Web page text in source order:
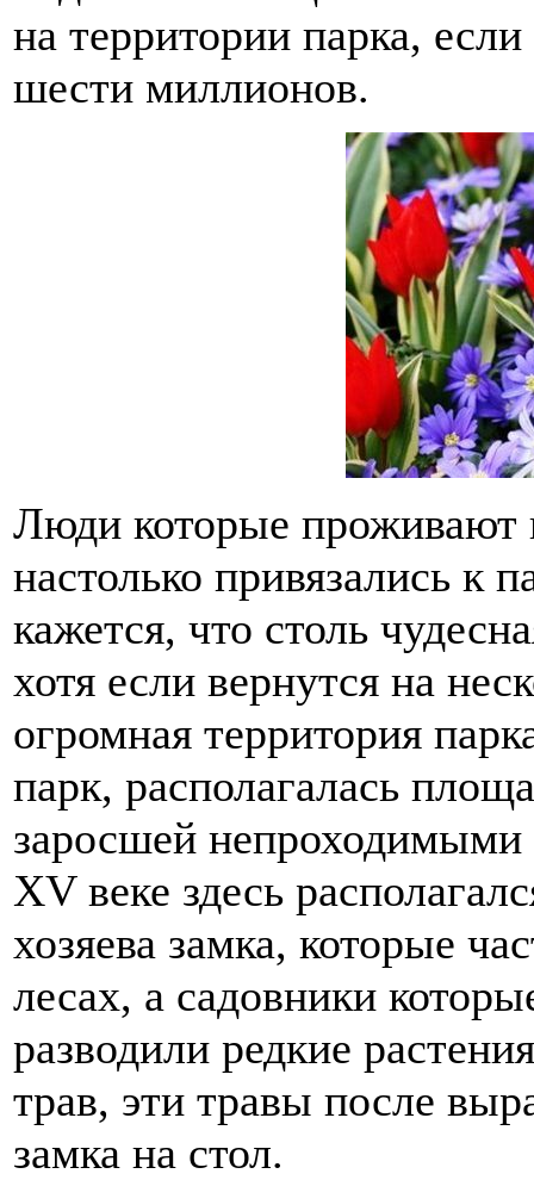
на территории парка,
шести миллионов.
Люди которые проживают
настолько привязались к
кажется, что столь
хотя если вернутся на
огромная территория
парк, располагалась
заросшей
XV веке здесь
хозяева замка, которые
лесах, а садовники
разводили редкие
трав, эти травы после
замка на стол.